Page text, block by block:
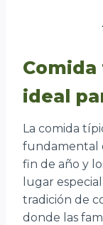
ideal
La comida
fundamental
fin de año y
lugar
tradición de
donde las